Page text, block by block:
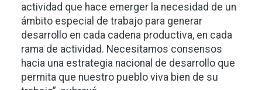
actividad que hace emerger la necesidad de un
ámbito especial de trabajo para generar
desarrollo en cada cadena productiva, en cada
rama de actividad. Necesitamos consensos
hacia una estrategia nacional de desarrollo que
permita que nuestro pueblo viva bien de su